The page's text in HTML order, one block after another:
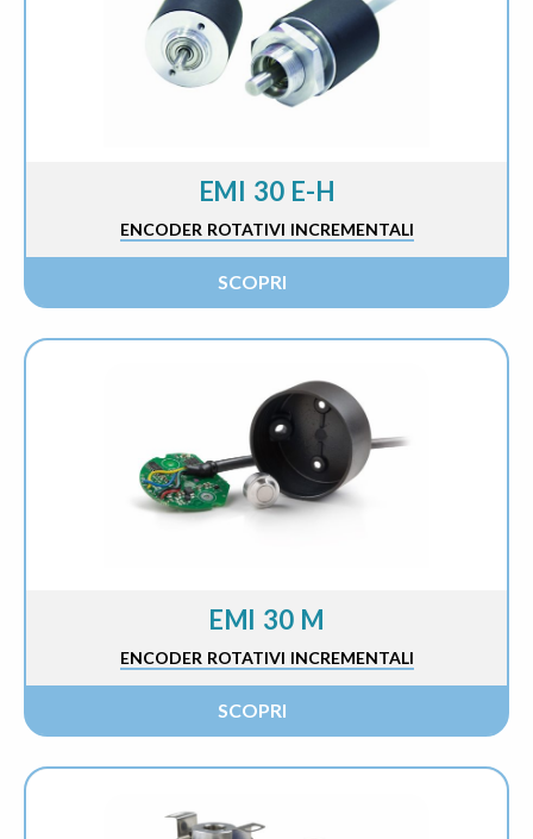
EMI 30 E-H
ENCODER ROTATIVI INCREMENTALI
SCOPRI
EMI 30 M
ENCODER ROTATIVI INCREMENTALI
SCOPRI